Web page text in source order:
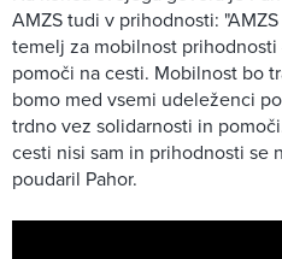
AMZS tudi v prihodnosti:
temelj za mobilnost
pomoči na cesti. Mobilnost bo
bomo med vsemi udeleženci
trdno vez solidarnosti in
cesti nisi sam in prihodnosti se
poudaril Pahor.